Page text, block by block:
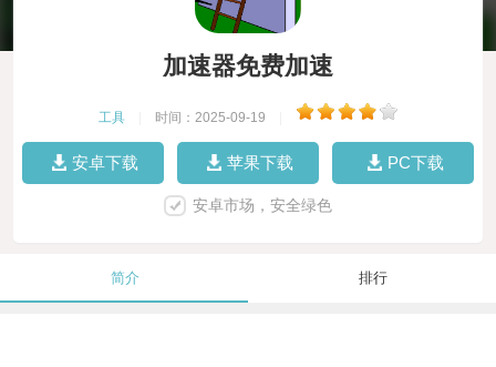
加速器免费加速
工具 时间：2025-09-19
安卓下载 苹果下载 PC下载
安卓市场，安全绿色
简介 排行